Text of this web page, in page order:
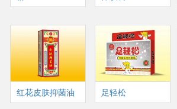
红花皮肤抑菌油 足轻松